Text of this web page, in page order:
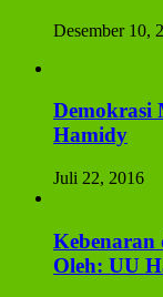
Desember 10,
Demokrasi
Hamidy
Juli 22, 2016
Kebenaran
Oleh: UU